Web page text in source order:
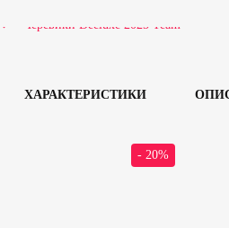
Черевики Deeluxe 2025 Team
ХАРАКТЕРИСТИКИ
- 20%